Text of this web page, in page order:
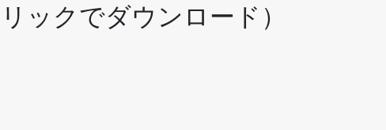
ックでダウンロード）